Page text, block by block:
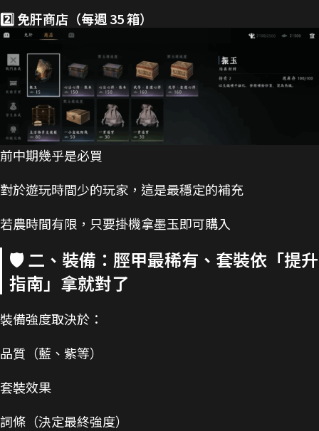
2️⃣ 免肝商店（每週 35 箱）
前中期幾乎是必買
對於遊玩時間少的玩家，這是最穩定的補充
若農時間有限，只要掛機拿墨玉即可購入
🛡️ 二、裝備：脛甲最稀有、套裝依「提升
指南」拿就對了
裝備強度取決於：
品質（藍、紫等）
套裝效果
詞條（決定最終強度）